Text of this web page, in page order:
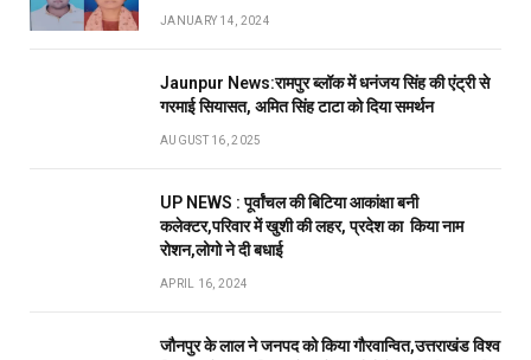
JANUARY 14, 2024
Jaunpur News:रामपुर ब्लॉक में धनंजय सिंह की एंट्री से
गरमाई सियासत, अमित सिंह टाटा को दिया समर्थन
AUGUST 16, 2025
UP NEWS : पूर्वांचल की बिटिया आकांक्षा बनी
कलेक्टर,परिवार में खुशी की लहर, प्रदेश का किया नाम
रोशन,लोगो ने दी बधाई
APRIL 16, 2024
जौनपुर के लाल ने जनपद को किया गौरवान्वित,उत्तराखंड विश्व